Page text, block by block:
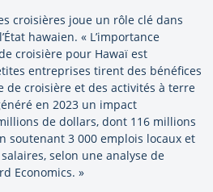
croisières joue un rôle clé dans
hawaien. « L’importance
croisière pour Hawaï est
entreprises tirent des bénéfices
de croisière et des activités à terre
en 2023 un impact
de dollars, dont 116 millions
soutenant 3 000 emplois locaux et
selon une analyse de
Economics. »